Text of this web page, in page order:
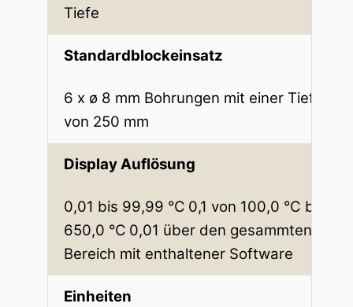
Tiefe
Standardblockeinsatz
6 x ø 8 mm Bohrungen mit einer Tiefe
von 250 mm
Display Auflösung
0,01 bis 99,99 °C 0,1 von 100,0 °C bis
650,0 °C 0,01 über den gesammten
Bereich mit enthaltener Software
Einheiten